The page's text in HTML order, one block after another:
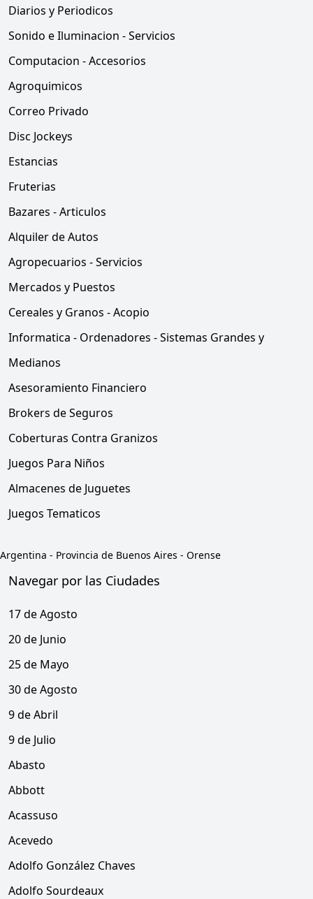
Diarios y Periodicos
Sonido e Iluminacion - Servicios
Computacion - Accesorios
Agroquimicos
Correo Privado
Disc Jockeys
Estancias
Fruterias
Bazares - Articulos
Alquiler de Autos
Agropecuarios - Servicios
Mercados y Puestos
Cereales y Granos - Acopio
Informatica - Ordenadores - Sistemas Grandes y
Medianos
Asesoramiento Financiero
Brokers de Seguros
Coberturas Contra Granizos
Juegos Para Niños
Almacenes de Juguetes
Juegos Tematicos
Argentina - Provincia de Buenos Aires - Orense
Navegar por las Ciudades
17 de Agosto
20 de Junio
25 de Mayo
30 de Agosto
9 de Abril
9 de Julio
Abasto
Abbott
Acassuso
Acevedo
Adolfo González Chaves
Adolfo Sourdeaux